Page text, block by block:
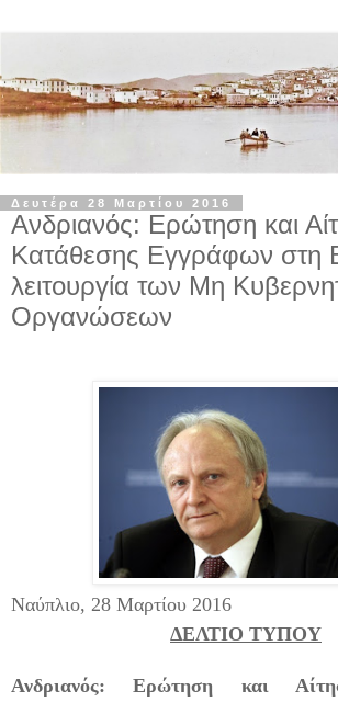
Δευτέρα 28 Μαρτίου 2016
Ανδριανός: Ερώτηση και
Κατάθεσης Εγγράφων στη
λειτουργία των Μη
Οργανώσεων
Ναύπλιο, 28 Μαρτίου 2016
ΔΕΛΤΙΟ ΤΥΠΟY
Ανδριανός: Ερώτηση και